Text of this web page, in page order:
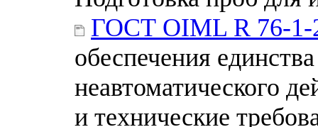
ГОСТ OIML R 76-1-
обеспечения
неавтоматического
и технические